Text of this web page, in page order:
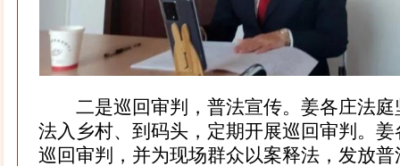
二是巡回审判，普法宣传。姜各庄法庭
法入乡村、到码头，定期开展巡回审判。
巡回审判，并为现场群众以案释法，发放